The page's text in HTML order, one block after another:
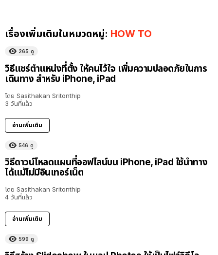
เรื่องเพิ่มเติมในหมวดหมู่: HOW TO
265 ดู
วิธีแชร์ตำแหน่งที่ตั้ง ให้คนไว้ใจ เพิ่มความปลอดภัยในการ
เดินทาง สำหรับ iPhone, iPad
โดย Sasithakan Sritonthip
3 วันที่แล้ว
อ่านเพิ่มเติม
546 ดู
วิธีดาวน์โหลดแผนที่ออฟไลน์บน iPhone, iPad ใช้นำทาง
ได้แม้ไม่มีอินเทอร์เน็ต
โดย Sasithakan Sritonthip
4 วันที่แล้ว
อ่านเพิ่มเติม
599 ดู